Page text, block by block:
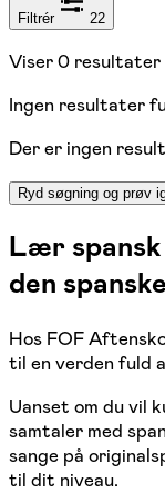
Filtrér 22
Viser0 resultater
Ingen resultater
Der er ingen
Ryd søgning og prøv
Lær
den
Hos FOF
til en verden fuld
Uanset om du vil
samtaler med
sange på
til dit niveau.